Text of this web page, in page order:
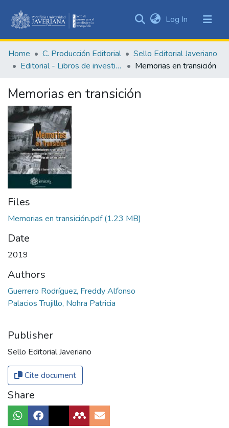
&
Collections
Statistics
Log In (current)
Home C. Producción Editorial
Sello Editorial Javeriano
Editorial - Libros de investigación
Memorias en transición
Memorias en transición
Files
Memorias en transición.pdf(1.23 MB)
Date
2019
Authors
Guerrero Rodríguez, Freddy Alfonso
Palacios Trujillo, Nohra Patricia
Publisher
Sello Editorial Javeriano
Cite document
Share